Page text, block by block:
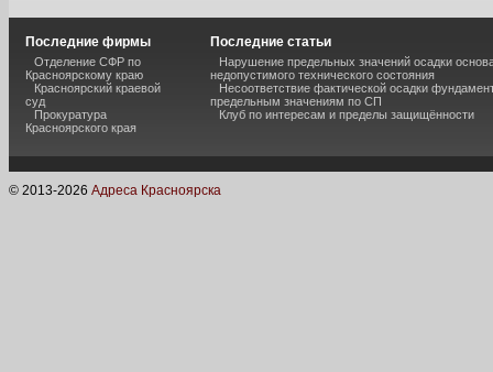
Последние фирмы
Отделение СФР по
Красноярскому краю
Красноярский краевой
суд
Прокуратура
Красноярского края
Последние статьи
Нарушение предельных значений осадки
недопустимого технического состояния
Несоответствие фактической осадки
предельным значениям по СП
Клуб по интересам и пределы защищённости
© 2013-2026 Адреса Красноярска